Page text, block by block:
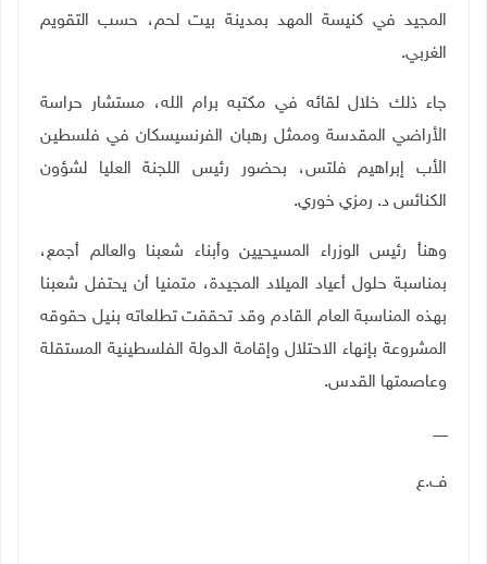
المجيد في كنيسة المهد بمدينة بيت لحم، حسب التقويم
الغربي.
جاء ذلك خلال لقائه في مكتبه برام الله، مستشار حراسة
الأراضي المقدسة وممثل رهبان الفرنسيسكان في فلسطين
الأب إبراهيم فلتس، بحضور رئيس اللجنة العليا لشؤون
الكنائس د. رمزي خوري.
وهنأ رئيس الوزراء المسيحيين وأبناء شعبنا والعالم أجمع،
بمناسبة حلول أعياد الميلاد المجيدة، متمنيا أن يحتفل شعبنا
بهذه المناسبة العام القادم وقد تحققت تطلعاته بنيل حقوقه
المشروعة بإنهاء الاحتلال وإقامة الدولة الفلسطينية المستقلة
وعاصمتها القدس.
ــــــ
ف.ع